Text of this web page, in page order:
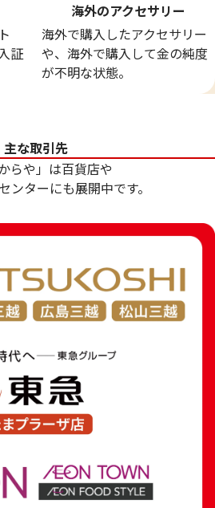
参考買取価格
288,600
7.8g
参考買取価格
証
海外のアクセサリー
海外で購入したアクセサリー
や、海外で購入して金の純度
が不明な状態。
主な取引先
らや」は百貨店や
ンターにも展開中です。